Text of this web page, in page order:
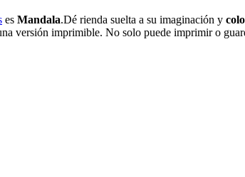
es Mandala.Dé rienda suelta a su imaginación y
versión imprimible. No solo puede imprimir o